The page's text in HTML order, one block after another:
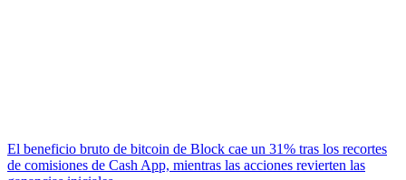
El beneficio bruto de bitcoin de Block cae un 31% tras los recortes
de comisiones de Cash App, mientras las acciones revierten las